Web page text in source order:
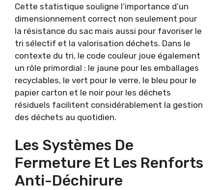
Cette statistique souligne l’importance d’un
dimensionnement correct non seulement pour
la résistance du sac mais aussi pour favoriser le
tri sélectif et la valorisation déchets. Dans le
contexte du tri, le code couleur joue également
un rôle primordial : le jaune pour les emballages
recyclables, le vert pour le verre, le bleu pour le
papier carton et le noir pour les déchets
résiduels facilitent considérablement la gestion
des déchets au quotidien.
Les Systèmes De
Fermeture Et Les Renforts
Anti-Déchirure